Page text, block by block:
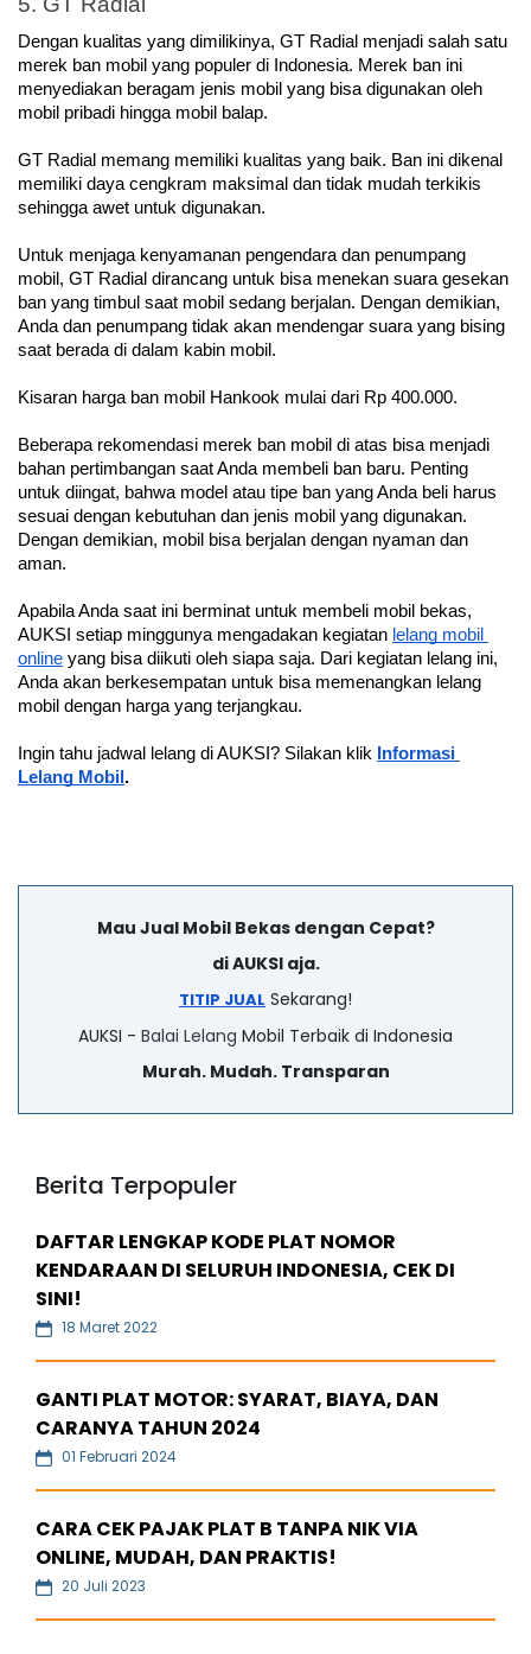
Dengan kualitas yang dimilikinya, GT Radial menjadi salah satu
merek ban mobil yang populer di Indonesia. Merek ban ini
menyediakan beragam jenis mobil yang bisa digunakan oleh
mobil pribadi hingga mobil balap.
GT Radial memang memiliki kualitas yang baik. Ban ini dikenal
memiliki daya cengkram maksimal dan tidak mudah terkikis
sehingga awet untuk digunakan.
Untuk menjaga kenyamanan pengendara dan penumpang
mobil, GT Radial dirancang untuk bisa menekan suara gesekan
ban yang timbul saat mobil sedang berjalan. Dengan demikian,
Anda dan penumpang tidak akan mendengar suara yang bising
saat berada di dalam kabin mobil.
Kisaran harga ban mobil Hankook mulai dari Rp 400.000.
Beberapa rekomendasi merek ban mobil di atas bisa menjadi
bahan pertimbangan saat Anda membeli ban baru. Penting
untuk diingat, bahwa model atau tipe ban yang Anda beli harus
sesuai dengan kebutuhan dan jenis mobil yang digunakan.
Dengan demikian, mobil bisa berjalan dengan nyaman dan
aman.
Apabila Anda saat ini berminat untuk membeli mobil bekas,
AUKSI setiap minggunya mengadakan kegiatan lelang mobil
online yang bisa diikuti oleh siapa saja. Dari kegiatan lelang ini,
Anda akan berkesempatan untuk bisa memenangkan lelang
mobil dengan harga yang terjangkau.
Ingin tahu jadwal lelang di AUKSI? Silakan klik
Informasi
Lelang Mobil .
Mau Jual Mobil Bekas dengan Cepat?
di AUKSI aja.
TITIP JUAL Sekarang!
AUKSI - Balai Lelang Mobil Terbaik di Indonesia
Murah. Mudah. Transparan
Berita Terpopuler
DAFTAR LENGKAP KODE PLAT NOMOR
KENDARAAN DI SELURUH INDONESIA, CEK DI
SINI!
18 Maret 2022
GANTI PLAT MOTOR: SYARAT, BIAYA, DAN
CARANYA TAHUN 2024
01 Februari 2024
CARA CEK PAJAK PLAT B TANPA NIK VIA
ONLINE, MUDAH, DAN PRAKTIS!
20 Juli 2023